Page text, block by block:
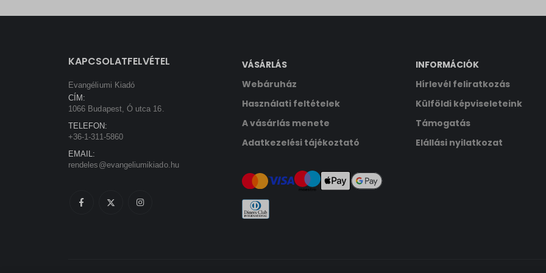
KAPCSOLATFELVÉTEL
Evangéliumi Kiadó
CÍM:
1066 Budapest, Ó utca 16.
TELEFON:
+36-1-311-5860
EMAIL:
rendeles@evangeliumikiado.hu
VÁSÁRLÁS
Webáruház
Használati feltételek
A vásárlás menete
Adatkezelési tájékoztató
INFORMÁCIÓK
Hírlevél feliratkozás
Külföldi képviseleteink
Támogatás
Elállási nyilatkozat
sbjs_udata